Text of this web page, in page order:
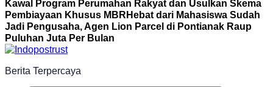
Kawal Program Perumahan Rakyat dan Usulkan Skema
Pembiayaan Khusus MBR Hebat dari Mahasiswa Sudah
Jadi Pengusaha, Agen Lion Parcel di Pontianak Raup
Puluhan Juta Per Bulan
Berita Terpercaya